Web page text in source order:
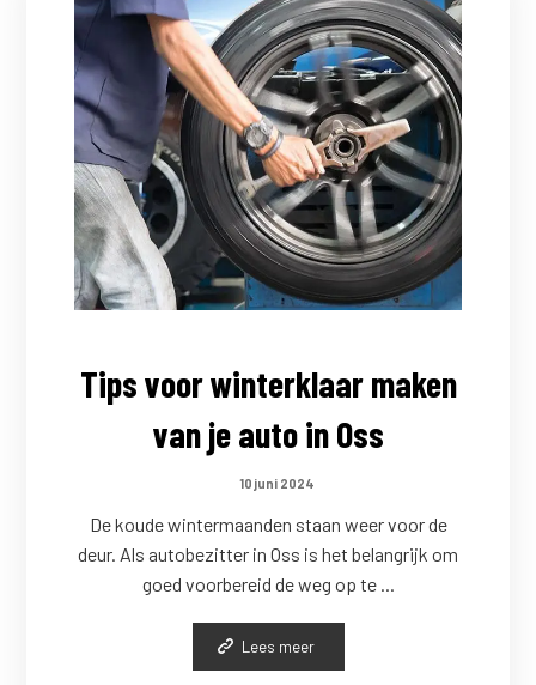
Tips voor winterklaar maken
van je auto in Oss
10 juni 2024
De koude wintermaanden staan weer voor de
deur. Als autobezitter in Oss is het belangrijk om
goed voorbereid de weg op te ...
Lees meer